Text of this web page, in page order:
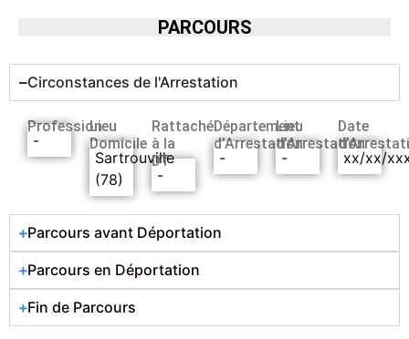
PARCOURS
Circonstances de l'Arrestation
Profession
-
Lieu
Domicile
Sartrouville
(78)
Rattaché
à la
DT
-
Département
d’Arrestation
-
Lieu
d’Arrestation
-
Date
xx/xx/
Parcours avant Déportation
Parcours en Déportation
Fin de Parcours